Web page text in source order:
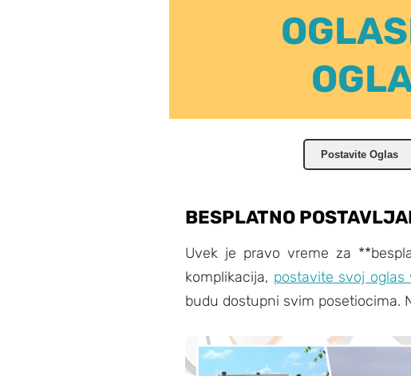
Postavite Oglas
BESPLATNO
Uvek je pravo vreme za
komplikacija, postavite svoj oglas
budu dostupni svim posetiocima.